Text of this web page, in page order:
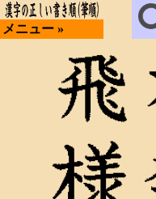
メニュー »